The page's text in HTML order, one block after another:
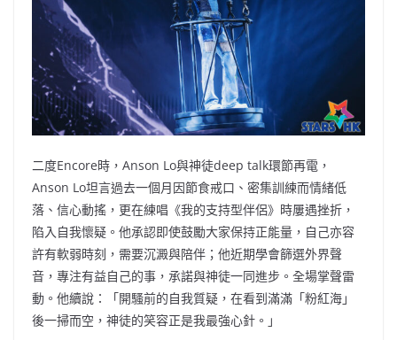
二度Encore時，Anson Lo與神徒deep talk環節再電，
Anson Lo坦言過去一個月因節食戒口、密集訓練而情緒低
落、信心動搖，更在練唱《我的支持型伴侶》時屢遇挫折，
陷入自我懷疑。他承認即使鼓勵大家保持正能量，自己亦容
許有軟弱時刻，需要沉澱與陪伴；他近期學會篩選外界聲
音，專注有益自己的事，承諾與神徒一同進步。全場掌聲雷
動。他續說：「開騷前的自我質疑，在看到滿滿「粉紅海」
後一掃而空，神徒的笑容正是我最強心針。」